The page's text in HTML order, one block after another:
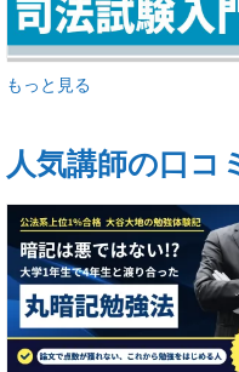
もっと見る
人気講師の口コ